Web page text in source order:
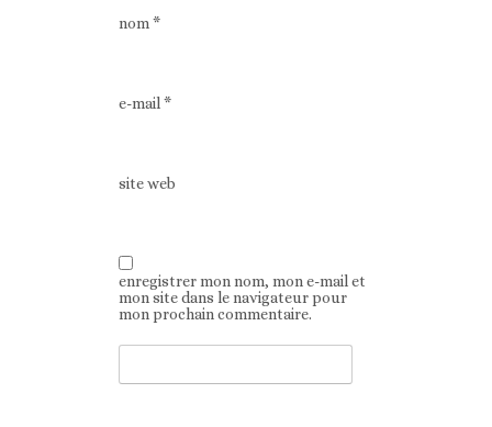
nom*
e-mail*
site web
enregistrer mon nom, mon e-mail et
mon site dans le navigateur pour
mon prochain commentaire.